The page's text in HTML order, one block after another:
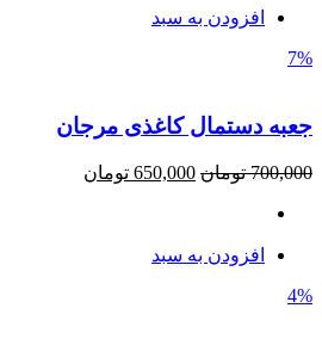
افزودن به سبد
7%
جعبه دستمال کاغذی مرجان
700,000 تومان 650,000 تومان
افزودن به سبد
4%